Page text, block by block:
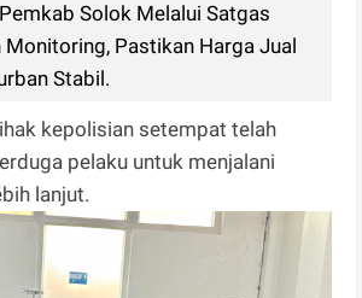
Pemkab Solok Melalui Satgas
Monitoring, Pastikan Harga Jual
Stabil.
kepolisian setempat telah
pelaku untuk menjalani
lanjut.